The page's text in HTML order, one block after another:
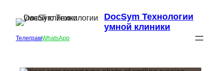
DocSym Технологии
умной клиники
ТелеграмWhatsApp